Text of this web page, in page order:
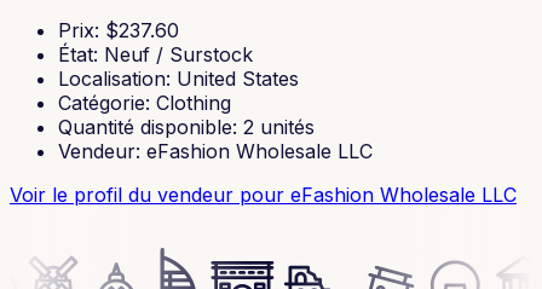
Prix: $237.60
État: Neuf / Surstock
Localisation: United States
Catégorie: Clothing
Quantité disponible: 2 unités
Vendeur: eFashion Wholesale LLC
Voir le profil du vendeur pour eFashion Wholesale LLC